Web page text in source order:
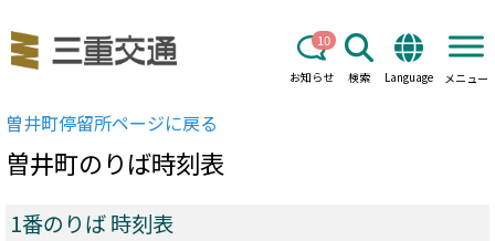
お知らせ
10
検索 Language メニュー
曽井町停留所ページに戻る
曽井町のりば時刻表
1番のりば 時刻表